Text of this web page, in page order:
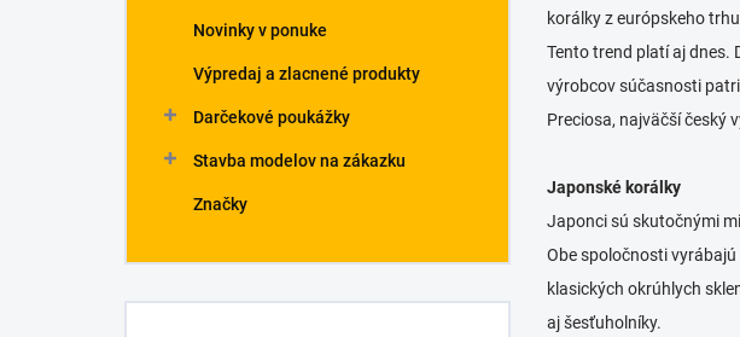
Novinky v ponuke
Výpredaj a zlacnené produkty
Darčekové poukážky
Stavba modelov na zákazku
Značky
korálky z európskeho
Tento trend platí aj dnes.
výrobcov súčasnosti
Preciosa, najväčší český
Japonské korálky
Japonci sú skutočnými
Obe spoločnosti
klasických okrúhlych
aj šesťuholníky.